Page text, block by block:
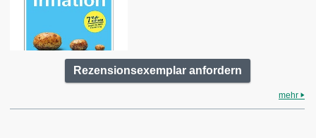
Rezensionsexemplar anfordern
mehr